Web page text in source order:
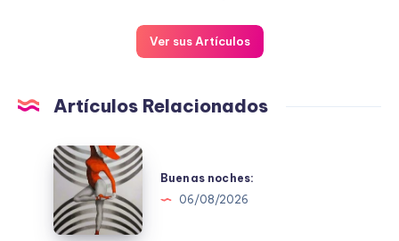
Ver sus Artículos
Artículos Relacionados
Buenas
noches:
Buenas noches:
06/08/2026